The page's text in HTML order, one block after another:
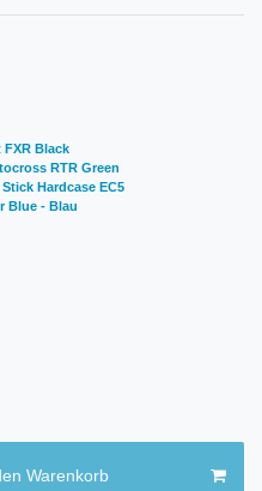
FXR Black
RTR Green
Hardcase EC5
Blue - Blau
Warenkorb